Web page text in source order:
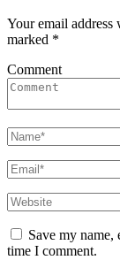
Your email
marked *
Comment
Save my
time I comment.